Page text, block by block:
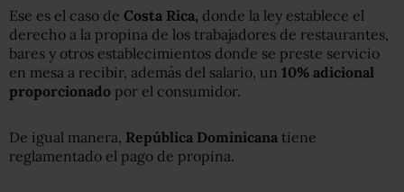
Ese es el caso de Costa Rica, donde la ley establece el
derecho a la propina de los trabajadores de restaurantes,
bares y otros establecimientos donde se preste servicio
en mesa a recibir, además del salario, un 10% adicional
proporcionado por el consumidor.
De igual manera, República Dominicana tiene
reglamentado el pago de propina.